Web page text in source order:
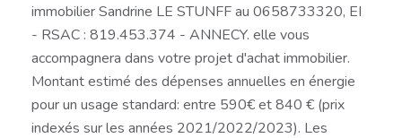
immobilier Sandrine LE STUNFF au 0658733320, EI
- RSAC : 819.453.374 - ANNECY. elle vous
accompagnera dans votre projet d'achat immobilier.
Montant estimé des dépenses annuelles en énergie
pour un usage standard: entre 590€ et 840 € (prix
indexés sur les années 2021/2022/2023). Les